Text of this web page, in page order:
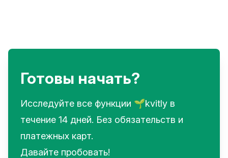
Готовы начать?
Исследуйте все функции 🌱kvitly в
течение 14 дней. Без обязательств и
платежных карт.
Давайте пробовать!